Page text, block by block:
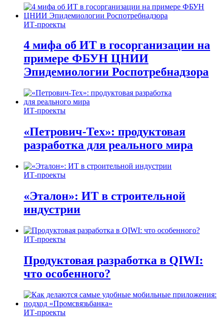
ИТ-проекты
4 мифа об ИТ в госорганизации на
примере ФБУН ЦНИИ
Эпидемиологии Роспотребнадзора
ИТ-проекты
«Петрович-Тех»: продуктовая
разработка для реального мира
ИТ-проекты
«Эталон»: ИТ в строительной
индустрии
ИТ-проекты
Продуктовая разработка в QIWI:
что особенного?
ИТ-проекты